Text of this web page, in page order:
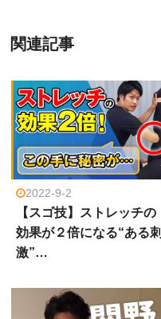
関連記事
2022-9-2
【スゴ技】ストレッチの
効果が２倍になる“ある刺
激”…